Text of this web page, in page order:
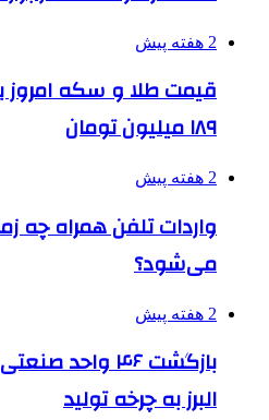
2 هفته پیش
قیمت طلا و سکه امروز
۱۸۹ میلیون تومان
2 هفته پیش
واردات تلفن همراه چه
می‌شود؟
2 هفته پیش
بازگشت ۴۶
البرز به چرخه تولید